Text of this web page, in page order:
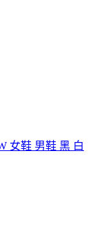
女鞋 男鞋 黑 白